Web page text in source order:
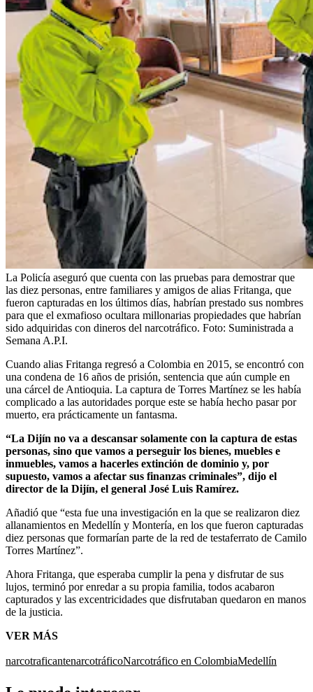
La Policía aseguró que cuenta con las pruebas para demostrar que
las diez personas, entre familiares y amigos de alias Fritanga, que
fueron capturadas en los últimos días, habrían prestado sus nombres
para que el exmafioso ocultara millonarias propiedades que habrían
sido adquiridas con dineros del narcotráfico. Foto: Suministrada a
Semana A.P.I.
Cuando alias Fritanga regresó a Colombia en 2015, se encontró con
una condena de 16 años de prisión, sentencia que aún cumple en
una cárcel de Antioquia. La captura de Torres Martínez se les había
complicado a las autoridades porque este se había hecho pasar por
muerto, era prácticamente un fantasma.
“La Dijín no va a descansar solamente con la captura de estas
personas, sino que vamos a perseguir los bienes, muebles e
inmuebles, vamos a hacerles extinción de dominio y, por
supuesto, vamos a afectar sus finanzas criminales”, dijo el
director de la Dijín, el general José Luis Ramírez.
Añadió que “esta fue una investigación en la que se realizaron diez
allanamientos en Medellín y Montería, en los que fueron capturadas
diez personas que formarían parte de la red de testaferrato de Camilo
Torres Martínez”.
Ahora Fritanga, que esperaba cumplir la pena y disfrutar de sus
lujos, terminó por enredar a su propia familia, todos acabaron
capturados y las excentricidades que disfrutaban quedaron en manos
de la justicia.
VER MÁS
narcotraficantenarcotráficoNarcotráfico en ColombiaMedellín